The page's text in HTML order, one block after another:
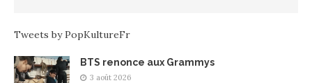
Tweets by PopKultureFr
BTS renonce aux Grammys
3 août 2026